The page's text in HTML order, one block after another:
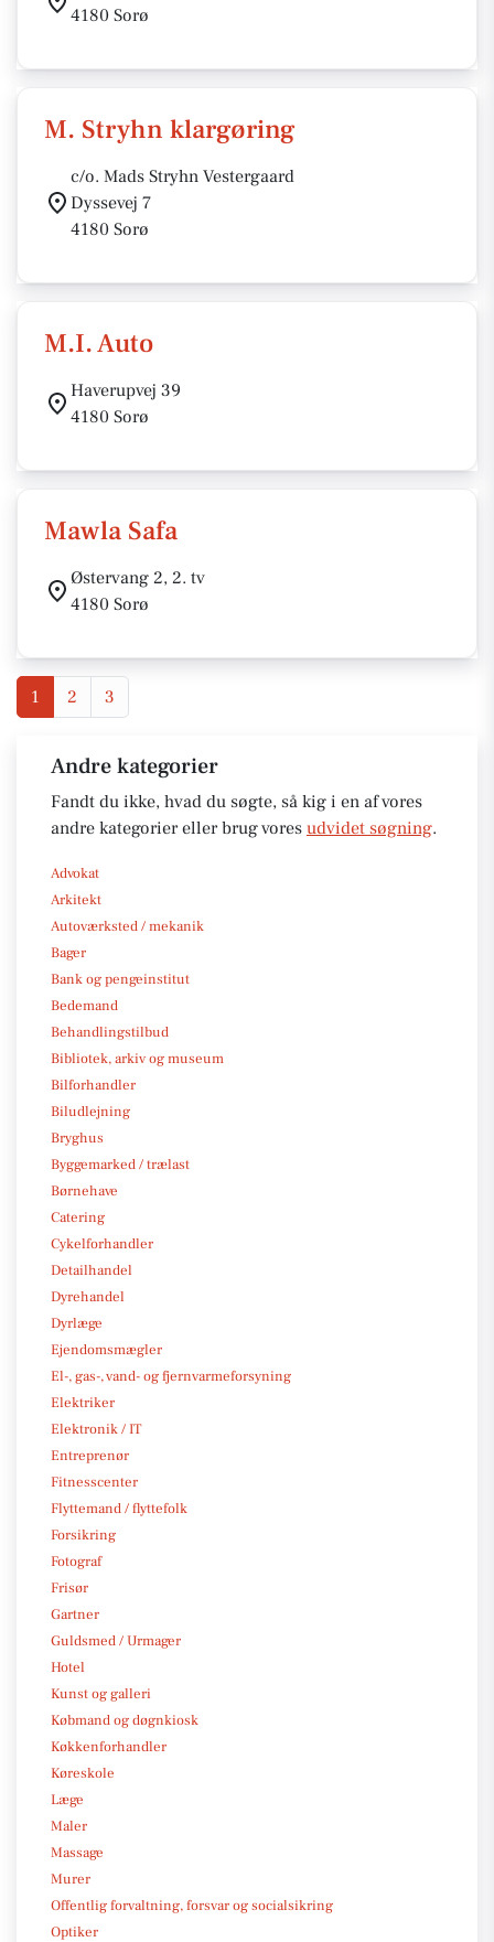
4180 Sorø
M. Stryhn klargøring
c/o. Mads Stryhn Vestergaard
Dyssevej 7
4180 Sorø
M.I. Auto
Haverupvej 39
4180 Sorø
Mawla Safa
Østervang 2, 2. tv
4180 Sorø
1 2 3
Andre kategorier
Fandt du ikke, hvad du søgte, så kig i en af vores
andre kategorier eller brug vores udvidet søgning.
Advokat
Arkitekt
Autoværksted / mekanik
Bager
Bank og pengeinstitut
Bedemand
Behandlingstilbud
Bibliotek, arkiv og museum
Bilforhandler
Biludlejning
Bryghus
Byggemarked / trælast
Børnehave
Catering
Cykelforhandler
Detailhandel
Dyrehandel
Dyrlæge
Ejendomsmægler
El-, gas-, vand- og fjernvarmeforsyning
Elektriker
Elektronik / IT
Entreprenør
Fitnesscenter
Flyttemand / flyttefolk
Forsikring
Fotograf
Frisør
Gartner
Guldsmed / Urmager
Hotel
Kunst og galleri
Købmand og døgnkiosk
Køkkenforhandler
Køreskole
Læge
Maler
Massage
Murer
Offentlig forvaltning, forsvar og socialsikring
Optiker